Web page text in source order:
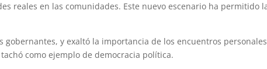
reales en las comunidades. Este nuevo escenario ha permitido
y exaltó la importancia de los encuentros
como ejemplo de democracia política.